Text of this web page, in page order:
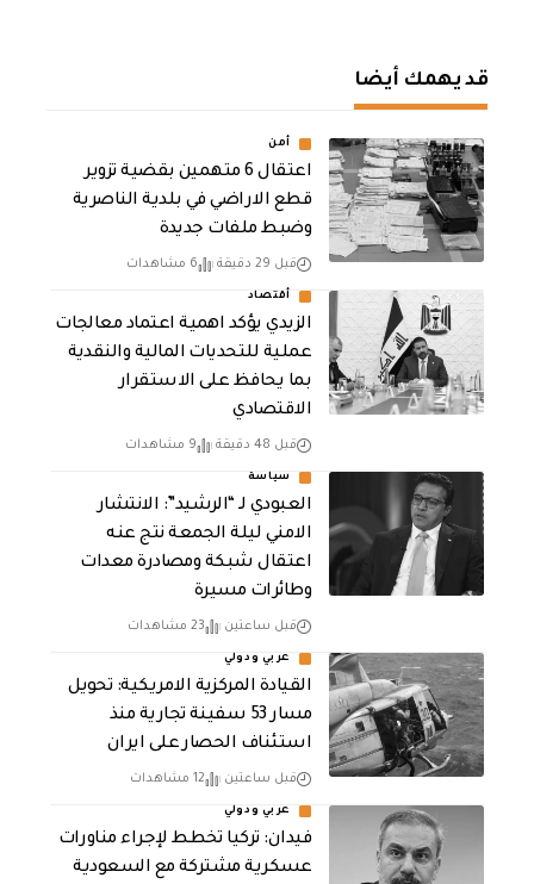
قد يهمك أيضا
أمن
اعتقال 6 متهمين بقضية تزوير
قطع الاراضي في بلدية الناصرية
وضبط ملفات جديدة
قبل 29 دقيقة 6 مشاهدات
أقتصاد
الزيدي يؤكد اهمية اعتماد معالجات
عملية للتحديات المالية والنقدية
بما يحافظ على الاستقرار
الاقتصادي
قبل 48 دقيقة 9 مشاهدات
سياسة
العبودي لـ “الرشيد”: الانتشار
الامني ليلة الجمعة نتج عنه
اعتقال شبكة ومصادرة معدات
وطائرات مسيرة
قبل ساعتين 23 مشاهدات
عربي ودولي
القيادة المركزية الامريكية: تحويل
مسار 53 سفينة تجارية منذ
استئناف الحصار على ايران
قبل ساعتين 12 مشاهدات
عربي ودولي
فيدان: تركيا تخطط لإجراء مناورات
عسكرية مشتركة مع السعودية